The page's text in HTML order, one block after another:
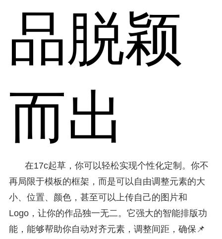
品脱颖
而出
在17c起草，你可以轻松实现个性化定制。你不
再局限于模板的框架，而是可以自由调整元素的大
小、位置、颜色，甚至可以上传自己的图片和
Logo，让你的作品独一无二。它强大的智能排版功
能，能够帮助你自动对齐元素，调整间距，确保📌